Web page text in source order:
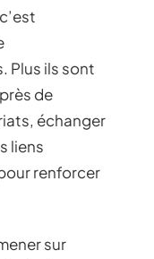
Plus ils sont
de
échanger
liens
renforcer
sur